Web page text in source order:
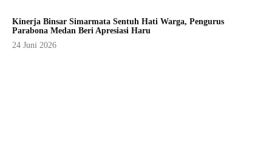
Kinerja Binsar Simarmata Sentuh Hati Warga, Pengurus
Parabona Medan Beri Apresiasi Haru
24 Juni 2026